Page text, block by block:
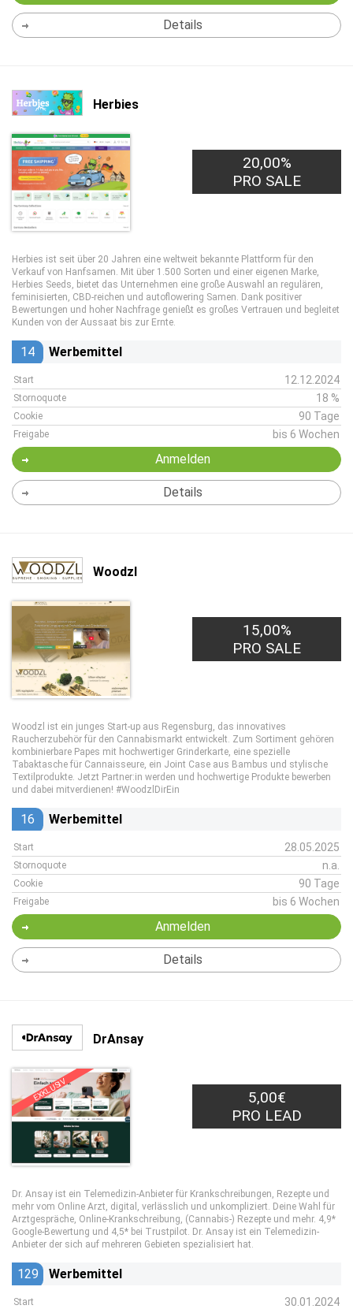
Details
Herbies
20,00%
PRO SALE
Herbies ist seit über 20 Jahren eine weltweit bekannte Plattform für den
Verkauf von Hanfsamen. Mit über 1.500 Sorten und einer eigenen Marke,
Herbies Seeds, bietet das Unternehmen eine große Auswahl an regulären,
feminisierten, CBD-reichen und autoflowering Samen. Dank positiver
Bewertungen und hoher Nachfrage genießt es großes Vertrauen und begleitet
Kunden von der Aussaat bis zur Ernte.
14 Werbemittel
Start 12.12.2024
Stornoquote 18 %
Cookie 90 Tage
Freigabe bis 6 Wochen
Anmelden
Details
Woodzl
15,00%
PRO SALE
Woodzl ist ein junges Start-up aus Regensburg, das innovatives
Raucherzubehör für den Cannabismarkt entwickelt. Zum Sortiment gehören
kombinierbare Papes mit hochwertiger Grinderkarte, eine spezielle
Tabaktasche für Cannaisseure, ein Joint Case aus Bambus und stylische
Textilprodukte. Jetzt Partner:in werden und hochwertige Produkte bewerben
und dabei mitverdienen! #WoodzlDirEin
16 Werbemittel
Start 28.05.2025
Stornoquote n.a.
Cookie 90 Tage
Freigabe bis 6 Wochen
Anmelden
Details
DrAnsay
EXKLUSIV
5,00€
PRO LEAD
Dr. Ansay ist ein Telemedizin-Anbieter für Krankschreibungen, Rezepte und
mehr vom Online Arzt, digital, verlässlich und unkompliziert. Deine Wahl für
Arztgespräche, Online-Krankschreibung, (Cannabis-) Rezepte und mehr. 4,9*
Google-Bewertung und 4,5* bei Trustpilot. Dr. Ansay ist ein Telemedizin-
Anbieter der sich auf mehreren Gebieten spezialisiert hat.
129 Werbemittel
Start 30.01.2024